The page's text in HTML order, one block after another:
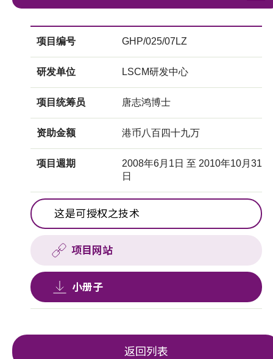
项目编号 GHP/025/07LZ
研发单位 LSCM研发中心
项目统筹员 唐志鸿博士
资助金额 港币八百四十九万
项目週期
2008年6月1日 至 2010年10月31
日
这是可授权之技术
项目网站
小册子
返回列表